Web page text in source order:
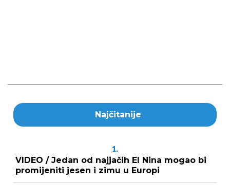
Najčitanije
1.
VIDEO / Jedan od najjačih El Nina mogao bi
promijeniti jesen i zimu u Europi